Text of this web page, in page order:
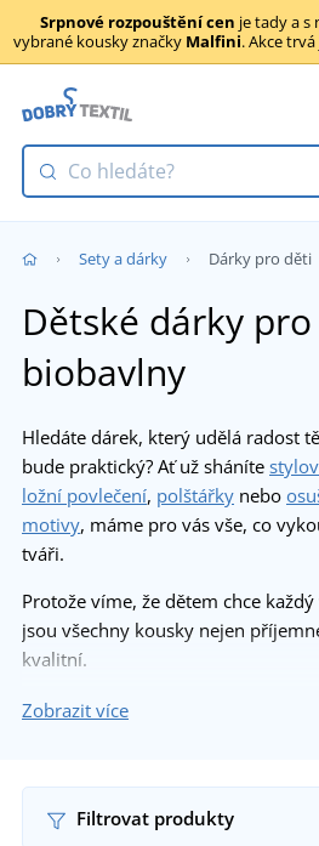
Srpnové rozpouštění cen je tady a s
vybrané kousky značky Malfini. Akce
Sety a dárky Dárky pro děti
Dětské dárky
biobavlny
Hledáte dárek, který udělá radost
bude praktický? Ať už sháníte
ložní povlečení, polštářky nebo
motivy, máme pro vás vše, co
tváři.
Protože víme, že dětem chce
jsou všechny kousky nejen
kvalitní.
Dopřejte dětem dárek, který je
Zobrazit více
Filtrovat produkty